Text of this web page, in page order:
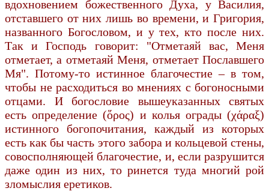
вдохновением божественного Духа, у Василия,
отставшего от них лишь во времени, и Григория,
названного Богословом, и у тех, кто после них.
Так и Господь говорит: "Отметаяй вас, Меня
отметает, а отметаяй Меня, отметает Пославшего
Мя". Потому-то истинное благочестие – в том,
чтобы не расходиться во мнениях с богоносными
отцами. И богословие вышеуказанных святых
есть определение (ὅρος) и колья ограды (χάραξ)
истинного богопочитания, каждый из которых
есть как бы часть этого забора и кольцевой стены,
совосполняющей благочестие, и, если разрушится
даже один из них, то ринется туда многий рой
зломыслия еретиков.